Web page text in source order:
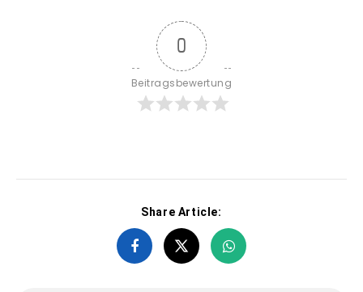
0
Beitragsbewertung
Share Article: